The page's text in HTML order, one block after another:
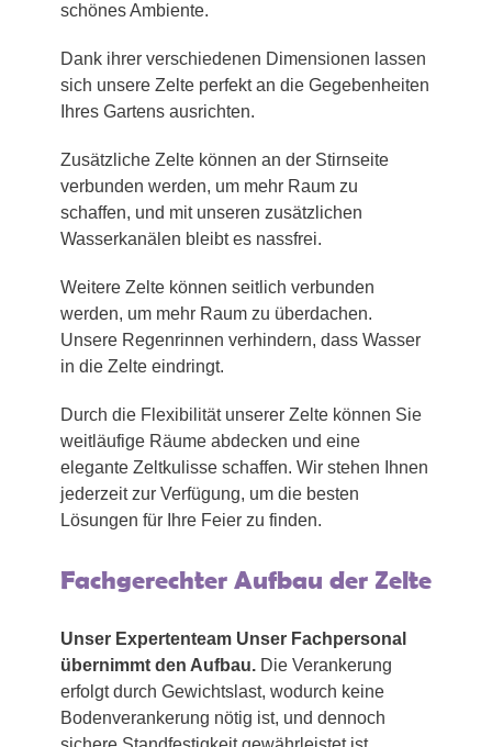
schönes Ambiente.
Dank ihrer verschiedenen Dimensionen lassen
sich unsere Zelte perfekt an die Gegebenheiten
Ihres Gartens ausrichten.
Zusätzliche Zelte können an der Stirnseite
verbunden werden, um mehr Raum zu
schaffen, und mit unseren zusätzlichen
Wasserkanälen bleibt es nassfrei.
Weitere Zelte können seitlich verbunden
werden, um mehr Raum zu überdachen.
Unsere Regenrinnen verhindern, dass Wasser
in die Zelte eindringt.
Durch die Flexibilität unserer Zelte können Sie
weitläufige Räume abdecken und eine
elegante Zeltkulisse schaffen. Wir stehen Ihnen
jederzeit zur Verfügung, um die besten
Lösungen für Ihre Feier zu finden.
Fachgerechter Aufbau der Zelte
Unser Expertenteam Unser Fachpersonal
übernimmt den Aufbau. Die Verankerung
erfolgt durch Gewichtslast, wodurch keine
Bodenverankerung nötig ist, und dennoch